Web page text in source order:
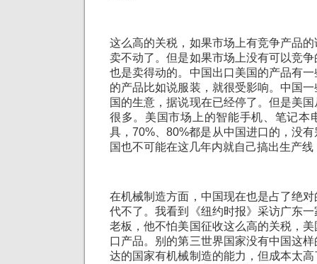
这么高的关税，如果市场上有竞争产品
卖不动了。但是如果市场上没有可以竞
也是卖得动的。中国出口美国的产品有
的产品比如说服装，就很受影响。中国
国的生意，据说现在已经停了。但是美
很多。美国市场上的智能手机、笔记本
具，70%、80%都是从中国进口的，没
国也不可能在这几年内就自己搞出生产
在机械制造方面，中国现在也是占了绝
代不了。我看到《纽约时报》采访广东
老板，他不怕美国征收这么高的关税，
口产品。别的第三世界国家没有中国这
达的国家有机械制造的能力，但成本太